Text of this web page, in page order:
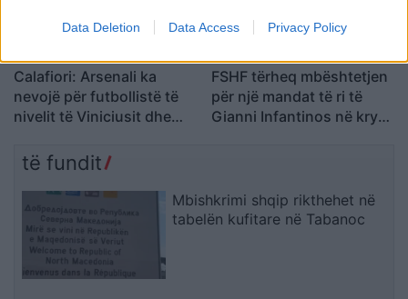
Data Deletion Data Access Privacy Policy
Calafiori: Arsenali ka
nevojë për futbollistë të
nivelit të Viniciusit dhe
FSHF tërheq mbështetjen
për një mandat të ri të
Gianni Infantinos në krye
të fundit
Mbishkrimi shqip rikthehet në
tabelën kufitare në Tabanoc